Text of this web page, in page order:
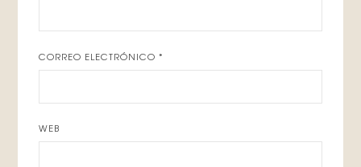
CORREO ELECTRÓNICO*
WEB